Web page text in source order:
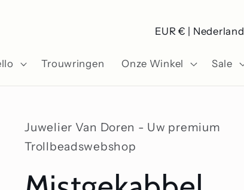
Trouwringen Onze Winkel Sale
L
n
/
e
EUR € | Nederland
Juwelier Van Doren - Uw premium
Trollbeadswebshop